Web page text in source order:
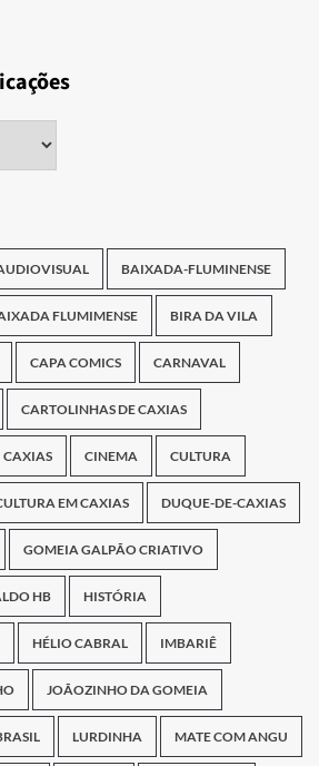
BAIXADA-FLUMINENSE
FLUMIMENSE BIRA DA VILA
CAPA COMICS CARNAVAL
CARTOLINHAS DE CAXIAS
CAXIAS CINEMA CULTURA
EM CAXIAS DUQUE-DE-CAXIAS
GOMEIA GALPÃO CRIATIVO
HB HISTÓRIA
HÉLIO CABRAL IMBARIÊ
JOÃOZINHO DA GOMEIA
LURDINHA MATE COM ANGU